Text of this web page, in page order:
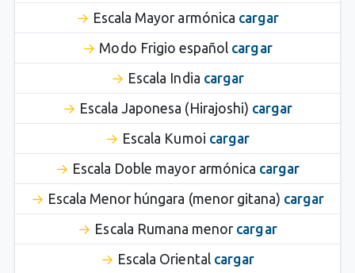
Escala Mayor armónica cargar
Modo Frigio español cargar
Escala India cargar
Escala Japonesa (Hirajoshi) cargar
Escala Kumoi cargar
Escala Doble mayor armónica cargar
Escala Menor húngara (menor gitana) cargar
Escala Rumana menor cargar
Escala Oriental cargar